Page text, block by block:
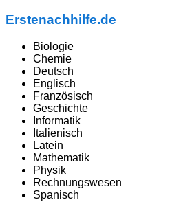
Erstenachhilfe.de
Biologie
Chemie
Deutsch
Englisch
Französisch
Geschichte
Informatik
Italienisch
Latein
Mathematik
Physik
Rechnungswesen
Spanisch